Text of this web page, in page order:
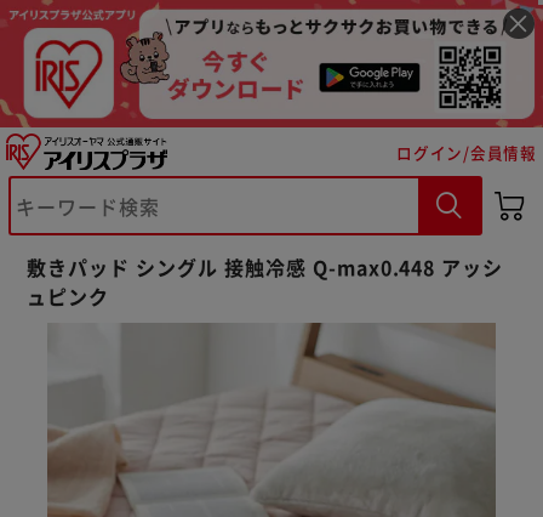
ログイン/会員情報
敷きパッド シングル 接触冷感 Q-max0.448 アッシ
ュピンク